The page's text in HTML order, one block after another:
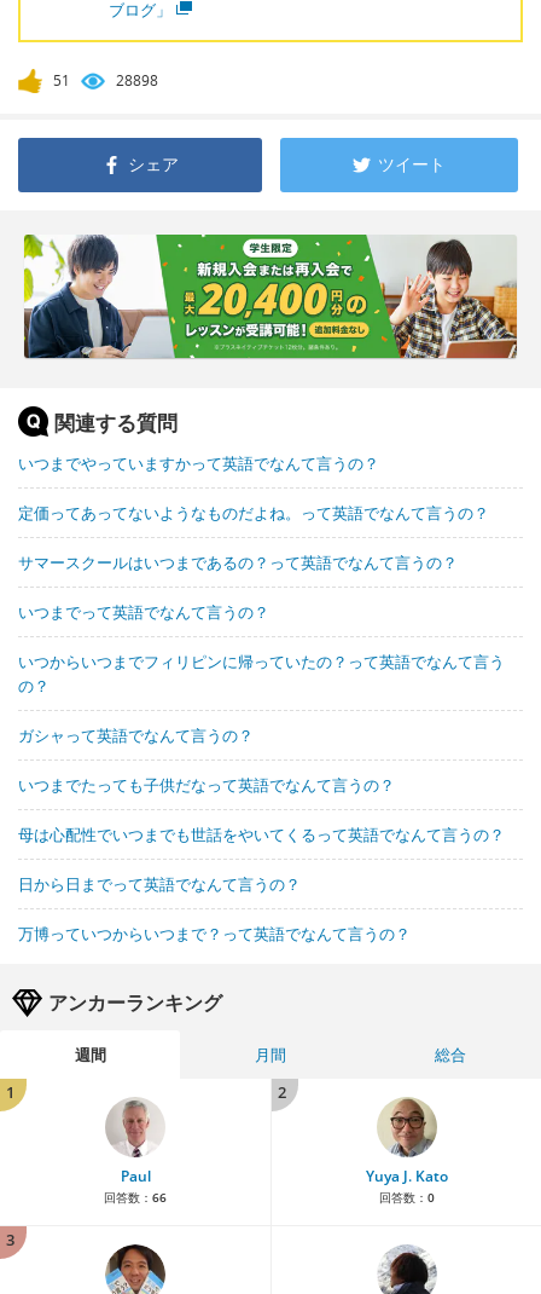
ブログ」
51 28898
シェア ツイート
関連する質問
いつまでやっていますかって英語でなんて言うの？
定価ってあってないようなものだよね。って英語でなんて言うの？
サマースクールはいつまであるの？って英語でなんて言うの？
いつまでって英語でなんて言うの？
いつからいつまでフィリピンに帰っていたの？って英語でなんて言う
の？
ガシャって英語でなんて言うの？
いつまでたっても子供だなって英語でなんて言うの？
母は心配性でいつまでも世話をやいてくるって英語でなんて言うの？
日から日までって英語でなんて言うの？
万博っていつからいつまで？って英語でなんて言うの？
アンカーランキング
週間 月間
総合
1
Paul
回答数： 66
2
Yuya J. Kato
回答数： 0
3